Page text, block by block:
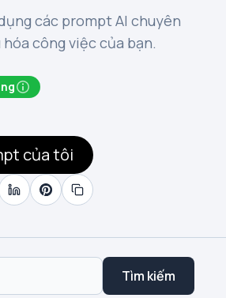
các prompt AI chuyên
công việc của bạn.
của tôi
Tìm kiếm